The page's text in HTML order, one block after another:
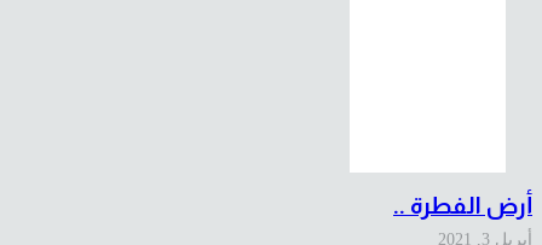
أرض الفطرة ..
أبريل 3, 2021